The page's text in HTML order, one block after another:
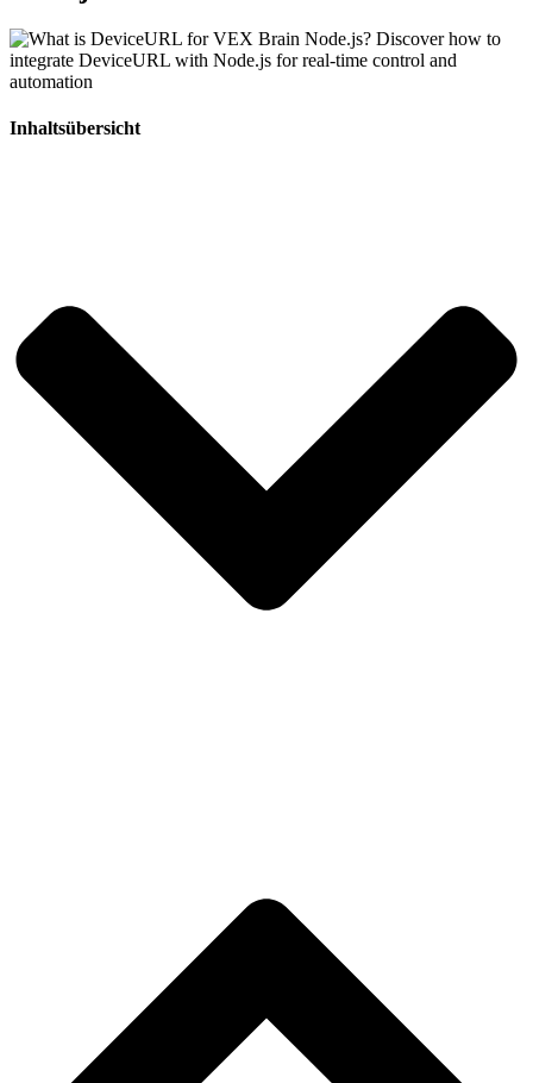
Inhaltsübersicht